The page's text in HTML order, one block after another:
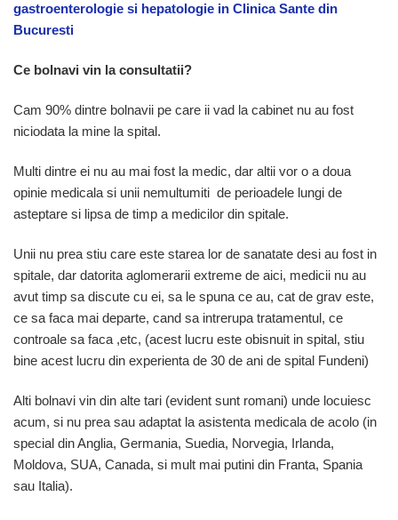
gastroenterologie si hepatologie in Clinica Sante din
Bucuresti
Ce bolnavi vin la consultatii?
Cam 90% dintre bolnavii pe care ii vad la cabinet nu au fost
niciodata la mine la spital.
Multi dintre ei nu au mai fost la medic, dar altii vor o a doua
opinie medicala si unii nemultumiti de perioadele lungi de
asteptare si lipsa de timp a medicilor din spitale.
Unii nu prea stiu care este starea lor de sanatate desi au fost in
spitale, dar datorita aglomerarii extreme de aici, medicii nu au
avut timp sa discute cu ei, sa le spuna ce au, cat de grav este,
ce sa faca mai departe, cand sa intrerupa tratamentul, ce
controale sa faca ,etc, (acest lucru este obisnuit in spital, stiu
bine acest lucru din experienta de 30 de ani de spital Fundeni)
Alti bolnavi vin din alte tari (evident sunt romani) unde locuiesc
acum, si nu prea sau adaptat la asistenta medicala de acolo (in
special din Anglia, Germania, Suedia, Norvegia, Irlanda,
Moldova, SUA, Canada, si mult mai putini din Franta, Spania
sau Italia).